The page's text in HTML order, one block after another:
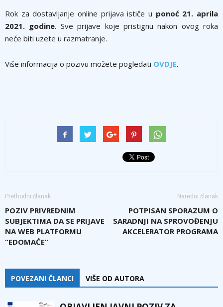
Rok za dostavljanje online prijava ističe u ponoć 21. aprila
2021. godine. Sve prijave koje pristignu nakon ovog roka
neće biti uzete u razmatranje.
Više informacija o pozivu možete pogledati OVDJE.
Prethodni članak
POZIV PRIVREDNIM
SUBJEKTIMA DA SE PRIJAVE
NA WEB PLATFORMU
“EDOMAĆE”
Naredni članak
POTPISAN SPORAZUM O
SARADNJI NA SPROVOĐENJU
AKCELERATOR PROGRAMA
POVEZANI ČLANCI VIŠE OD AUTORA